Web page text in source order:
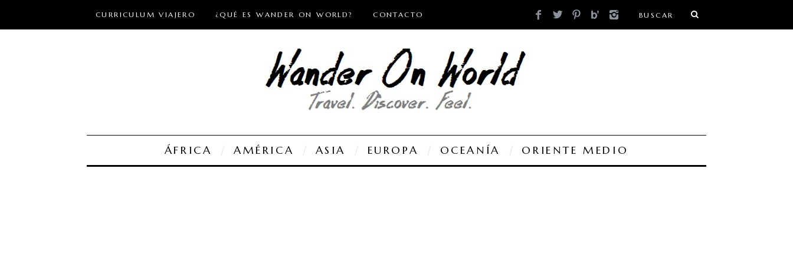
CURRICULUM VIAJERO ¿QUÉ ES WANDER ON WORLD? CONTACTO
ÁFRICA AMÉRICA ASIA EUROPA OCEANÍA ORIENTE MEDIO